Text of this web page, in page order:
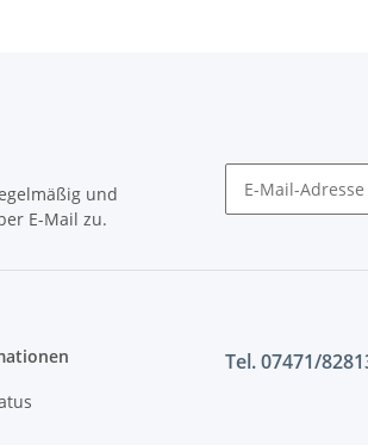
und
E-Mail zu.
Tel. 07471/